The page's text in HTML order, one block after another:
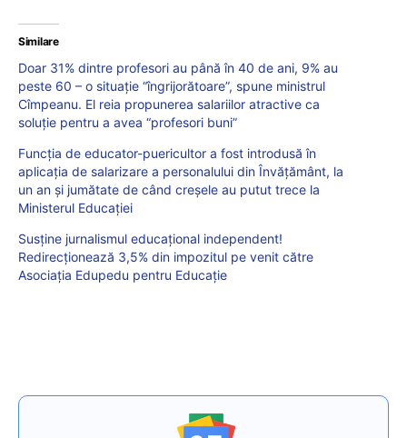
Similare
Doar 31% dintre profesori au până în 40 de ani, 9% au
peste 60 – o situație “îngrijorătoare”, spune ministrul
Cîmpeanu. El reia propunerea salariilor atractive ca
soluție pentru a avea “profesori buni”
Funcția de educator-puericultor a fost introdusă în
aplicația de salarizare a personalului din Învățământ, la
un an și jumătate de când creșele au putut trece la
Ministerul Educației
Susține jurnalismul educațional independent!
Redirecționează 3,5% din impozitul pe venit către
Asociația Edupedu pentru Educație